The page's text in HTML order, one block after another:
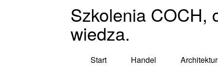
Szkolenia COCH,
wiedza.
Start Handel